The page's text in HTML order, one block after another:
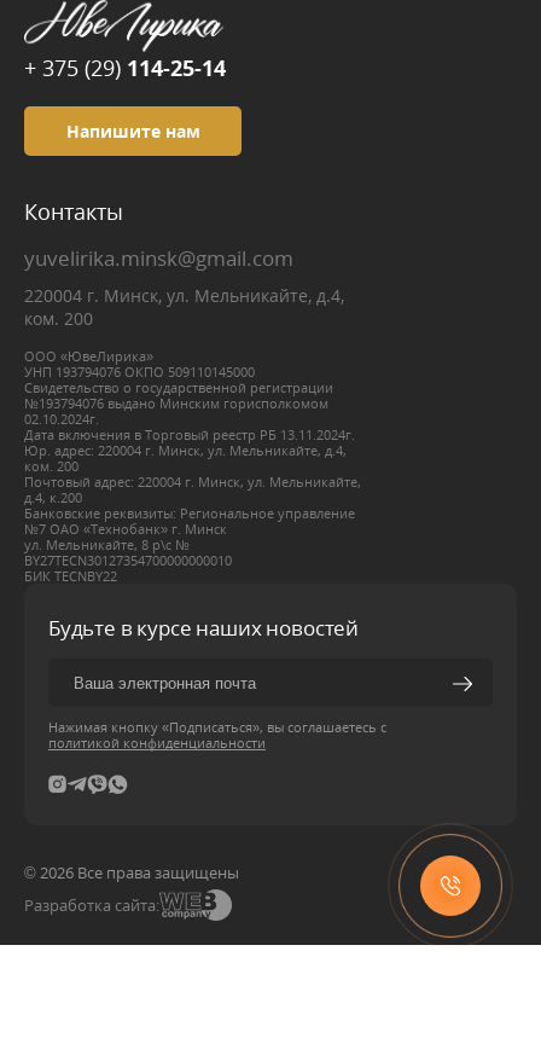
+ 375 (29) 114-25-14
Напишите нам
Контакты
yuvelirika.minsk@gmail.com
220004 г. Минск, ул. Мельникайте, д.4,
ком. 200
ООО «ЮвеЛирика»
УНП 193794076 ОКПО 509110145000
Свидетельство о государственной регистрации
№193794076 выдано Минским горисполкомом
02.10.2024г.
Дата включения в Торговый реестр РБ 13.11.2024г.
Юр. адрес: 220004 г. Минск, ул. Мельникайте, д.4,
ком. 200
Почтовый адрес: 220004 г. Минск, ул. Мельникайте,
д.4, к.200
Банковские реквизиты: Региональное управление
№7 ОАО «Технобанк» г. Минск
ул. Мельникайте, 8 р\с №
BY27ТЕСN30127354700000000010
БИК ТЕСNBY22
Будьте в курсе наших новостей
Нажимая кнопку «Подписаться», вы соглашаетесь с
политикой конфиденциальности
© 2026 Все права защищены
Разработка сайта: